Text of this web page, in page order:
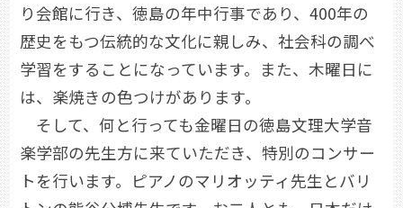
り会館に行き、徳島の年中行事であり、400年の
歴史をもつ伝統的な文化に親しみ、社会科の調べ
学習をすることになっています。また、木曜日に
は、楽焼きの色つけがあります。
そして、何と行っても金曜日の徳島文理大学音
楽学部の先生方に来ていただき、特別のコンサー
トを行います。ピアノのマリオッティ先生とバリ